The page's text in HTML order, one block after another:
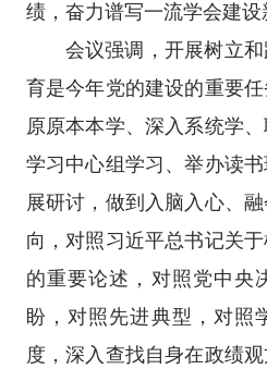
绩，奋力谱写一流学会建设
会议强调，开展树立
育是今年党的建设的重要
原原本本学、深入系统学
学习中心组学习、举办读
展研讨，做到入脑入心、
向，对照习近平总书记关
的重要论述，对照党中央
盼，对照先进典型，对照
度，深入查找自身在政绩